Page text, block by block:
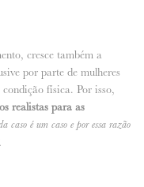
cresce também a
por parte de mulheres
física. Por isso,
realistas para as
caso é um caso e por essa razão